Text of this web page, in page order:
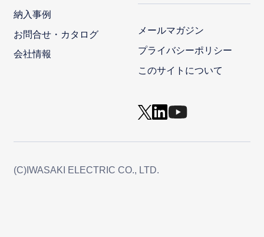
納入事例
お問合せ・カタログ
会社情報
メールマガジン
プライバシーポリシー
このサイトについて
(C)IWASAKI ELECTRIC CO., LTD.